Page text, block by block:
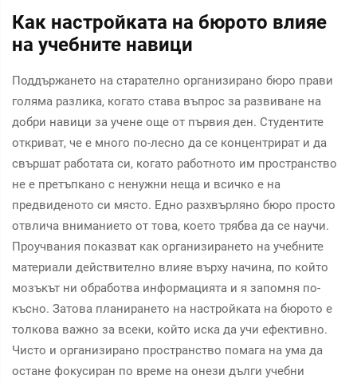
Как настройката на бюрото влияе
на учебните навици
Поддържането на старателно организирано бюро прави
голяма разлика, когато става въпрос за развиване на
добри навици за учене още от първия ден. Студентите
откриват, че е много по-лесно да се концентрират и да
свършат работата си, когато работното им пространство
не е претъпкано с ненужни неща и всичко е на
предвиденото си място. Едно разхвърляно бюро просто
отвлича вниманието от това, което трябва да се научи.
Проучвания показват как организирането на учебните
материали действително влияе върху начина, по който
мозъкът ни обработва информацията и я запомня по-
късно. Затова планирането на настройката на бюрото е
толкова важно за всеки, който иска да учи ефективно.
Чисто и организирано пространство помага на ума да
остане фокусиран по време на онези дълги учебни